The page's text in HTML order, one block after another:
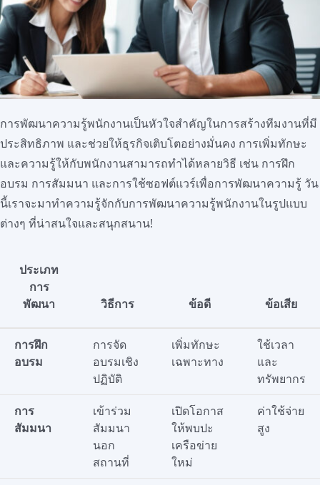
สมัครใช้บริการ
การพัฒนาความรู้พนักงานเป็นหัวใจสำคัญในการสร้างทีมงานที่มี
ประสิทธิภาพ และช่วยให้ธุรกิจเติบโตอย่างมั่นคง การเพิ่มทักษะ
และความรู้ให้กับพนักงานสามารถทำได้หลายวิธี เช่น การฝึก
อบรม การสัมมนา และการใช้ซอฟต์แวร์เพื่อการพัฒนาความรู้ วัน
นี้เราจะมาทำความรู้จักกับการพัฒนาความรู้พนักงานในรูปแบบ
ต่างๆ ที่น่าสนใจและสนุกสนาน!
ประเภท
การ
พัฒนา
วิธีการ ข้อดี ข้อเสีย
การฝึก
อบรม
การจัด
อบรมเชิง
ปฏิบัติ
เพิ่มทักษะ
เฉพาะทาง
ใช้เวลา
และ
ทรัพยากร
การ
สัมมนา
เข้าร่วม
สัมมนา
นอก
สถานที่
เปิดโอกาส
ให้พบปะ
เครือข่าย
ใหม่
ค่าใช้จ่าย
สูง